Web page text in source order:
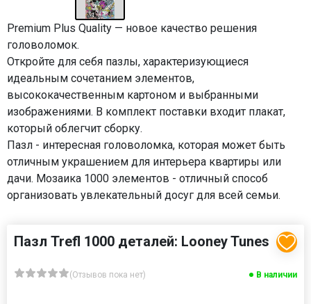
Premium Plus Quality — новое качество решения
головоломок.
Откройте для себя пазлы, характеризующиеся
идеальным сочетанием элементов,
высококачественным картоном и выбранными
изображениями. В комплект поставки входит плакат,
который облегчит сборку.
Пазл - интересная головоломка, которая может быть
отличным украшением для интерьера квартиры или
дачи. Мозаика 1000 элементов - отличный способ
организовать увлекательный досуг для всей семьи.
Пазл Trefl 1000 деталей: Looney Tunes
(Отзывов пока нет) В наличии